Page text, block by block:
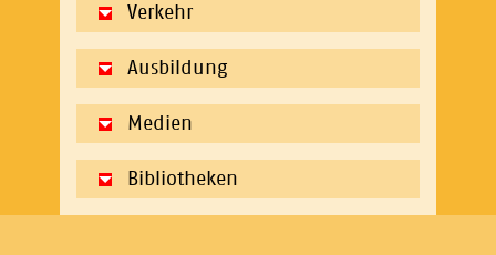
Verkehr
Ausbildung
Medien
Bibliotheken